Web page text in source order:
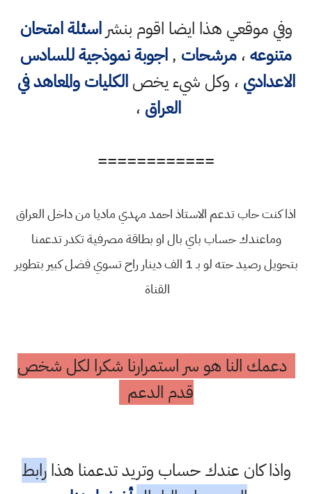
وفي موقعي هذا ايضا اقوم بنشراسئلة امتحان
متنوعه،مرشحات ,اجوبة نموذجية للسادس
الاعدادي ، وكل شيء يخصالكليات والمعاهد في
العراق ،
============
اذا كنت حاب تدعم الاستاذ احمد مهدي ماديا من داخل العراق
وماعندك حساب باي بال او بطاقة مصرفية تكدر تدعمنا
بتحويل رصيد حته لو بـ 1 الف دينار راح تسوي فضل كبير بتطوير
القناة
دعمك النا هو سر استمرارنا شكرا لكل شخص
قدم الدعم
واذا كان عندك حساب وتريد تدعمنا هذارابط